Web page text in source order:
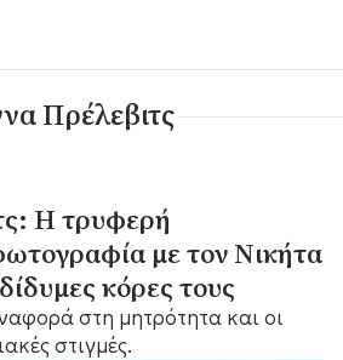
Πρέλεβιτς
Η τρυφερή
με τον Νικήτα
κόρες τους
στη μητρότητα και οι
στιγμές.